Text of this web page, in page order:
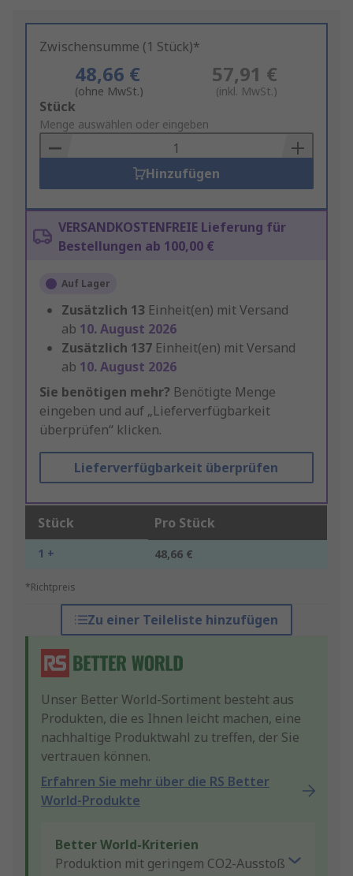
Zwischensumme (1 Stück)*
48,66 €
(ohne MwSt.)
57,91 €
(inkl. MwSt.)
Add
to
Basket
Stück
Menge auswählen oder eingeben
Hinzufügen
VERSANDKOSTENFREIE Lieferung für
Bestellungen ab 100,00 €
Auf Lager
Zusätzlich 13 Einheit(en) mit Versand
ab 10. August 2026
Zusätzlich 137 Einheit(en) mit Versand
ab 10. August 2026
Sie benötigen mehr? Benötigte Menge
eingeben und auf „Lieferverfügbarkeit
überprüfen“ klicken.
Lieferverfügbarkeit überprüfen
Stück Pro Stück
1 + 48,66 €
*Richtpreis
Zu einer Teileliste hinzufügen
Unser Better World-Sortiment besteht aus
Produkten, die es Ihnen leicht machen, eine
nachhaltige Produktwahl zu treffen, der Sie
vertrauen können.
Erfahren Sie mehr über die RS Better
World-Produkte
Better World-Kriterien
Produktion mit geringem CO2-Ausstoß